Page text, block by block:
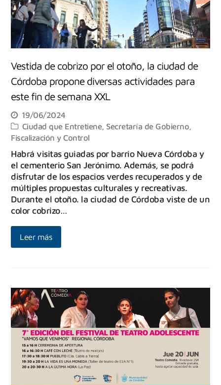
Vestida de cobrizo por el otoño, la ciudad de
Córdoba propone diversas actividades para
este fin de semana XXL
19/06/2024
Ciudad que Entretiene, Secretaría de Gobierno,
Fiscalización y Control
Habrá visitas guiadas por barrio Nueva Córdoba y
el cementerio San Jerónimo. Además, se podrá
disfrutar de los espacios verdes recuperados y de
múltiples propuestas culturales y recreativas.
Durante el otoño. la ciudad de Córdoba viste de un
color cobrizo…
Leer más